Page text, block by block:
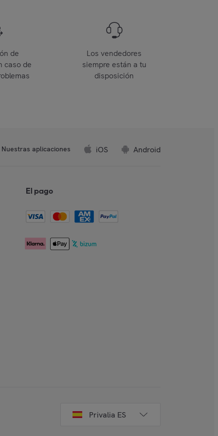
de
caso de
Los vendedores
siempre están a tu
disposición
Nuestras aplicaciones iOS Android
El pago
Privalia ES